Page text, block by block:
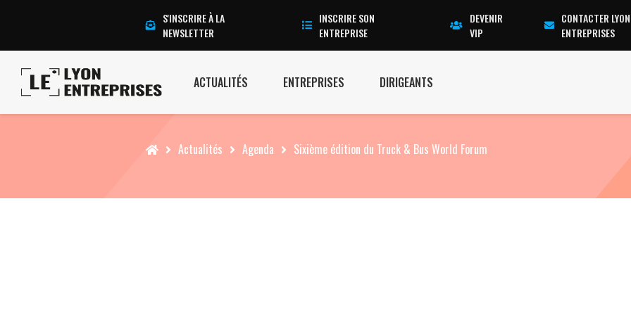
S'INSCRIRE À LA
NEWSLETTER
INSCRIRE SON
ENTREPRISE
DEVENIR
VIP
CONTACTER LYON
ENTREPRISES
ACTUALITÉS ENTREPRISES DIRIGEANTS
Accueil Actualités Agenda Sixième édition du Truck & Bus World Forum